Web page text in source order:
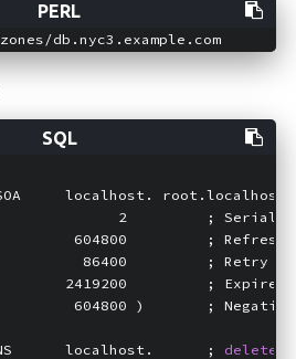
/zones/db.nyc3.example.com
localhost.
2         ; Serial
604800         ; Refresh
86400         ; Retry
2419200         ; Expire
604800 )       ;
localhost.      ; delete